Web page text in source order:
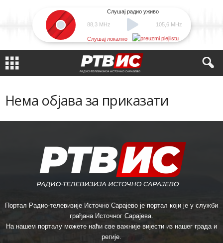
88,3 MHz
Слушај радио уживо
105,6 MHz
Слушај локално
Нема објава за приказати
Портал Радио-телевизије Источно Сарајево је портал који је у служби
грађана Источног Сарајева.
На нашем порталу можете наћи све важније вијести из нашег града и
регије.